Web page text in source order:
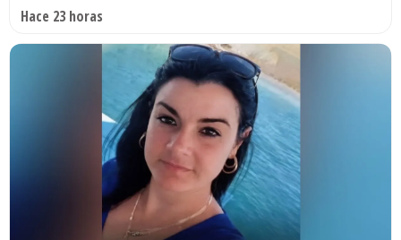
Hace 23 horas